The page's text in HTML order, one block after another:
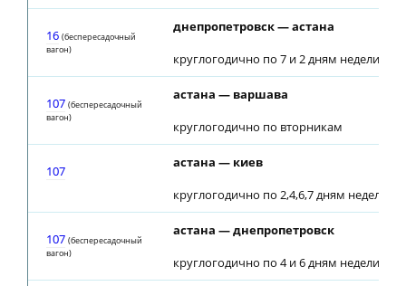
16 (беспересадочный
вагон)
днепропетровск — астана
круглогодично по 7 и 2 дням недели
107 (беспересадочный
вагон)
астана — варшава
круглогодично по вторникам
107
астана — киев
круглогодично по 2,4,6,7 дням недели
107 (беспересадочный
вагон)
астана — днепропетровск
круглогодично по 4 и 6 дням недели